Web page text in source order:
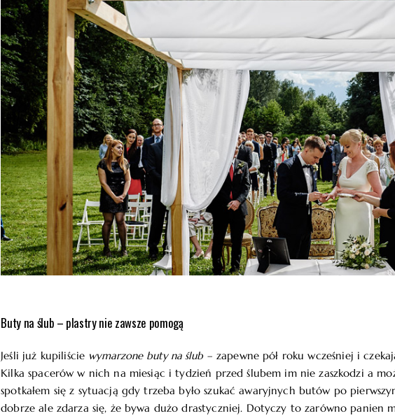
Buty na ślub – plastry nie zawsze pomogą
Jeśli już kupiliście wymarzone buty na ślub– zapewne pół roku wcześniej i
Kilka spacerów w nich na miesiąc i tydzień przed ślubem im nie zaszkodzi a
spotkałem się z sytuacją gdy trzeba było szukać awaryjnych butów po
dobrze ale zdarza się, że bywa dużo drastyczniej. Dotyczy to zarówno panien